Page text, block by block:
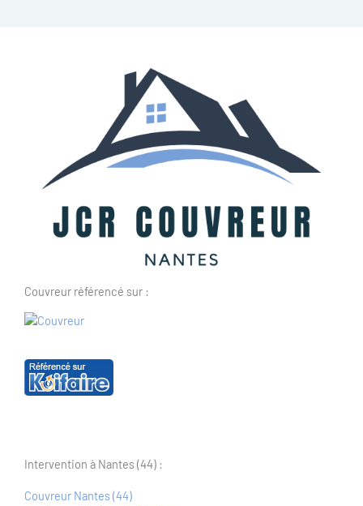
Couvreur référencé sur :
Couvreur Nantes (44)
ravalement de façade Nantes